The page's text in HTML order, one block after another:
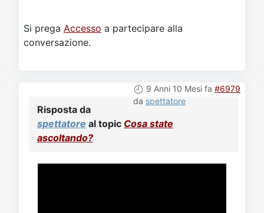
Si prega Accesso a partecipare alla
conversazione.
9 Anni 10 Mesi fa #6979
da spettatore
Risposta da
spettatore al topic Cosa state
ascoltando?